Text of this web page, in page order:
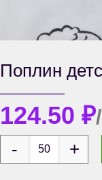
Поплин
124.50 ₽